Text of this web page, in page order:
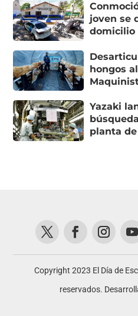
joven se
domicilio
hongos
Yazaki
planta
Copyright 2023 El Día de
reservados.